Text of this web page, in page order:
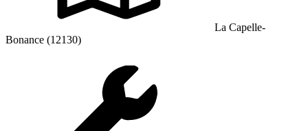
La Capelle-
Bonance (12130)